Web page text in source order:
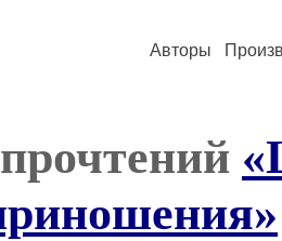
Авторы